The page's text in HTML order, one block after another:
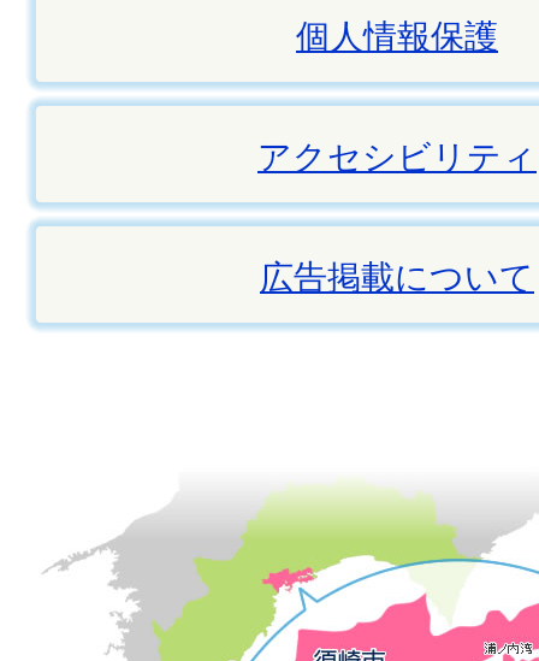
個人情報保護
アクセシビリティ
広告掲載について